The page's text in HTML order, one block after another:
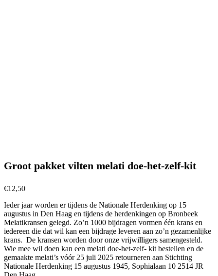
Groot pakket vilten melati doe-het-zelf-kit
€12,50
Ieder jaar worden er tijdens de Nationale Herdenking op 15
augustus in Den Haag en tijdens de herdenkingen op Bronbeek
Melatikransen gelegd. Zo’n 1000 bijdragen vormen één krans en
iedereen die dat wil kan een bijdrage leveren aan zo’n gezamenlijke
krans. De kransen worden door onze vrijwilligers samengesteld.
Wie mee wil doen kan een melati doe-het-zelf- kit bestellen en de
gemaakte melati’s vóór 25 juli 2025 retourneren aan Stichting
Nationale Herdenking 15 augustus 1945, Sophialaan 10 2514 JR